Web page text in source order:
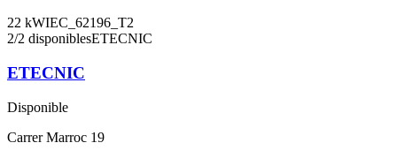
22 kWIEC_62196_T2
2/2 disponiblesETECNIC
ETECNIC
Disponible
Carrer Marroc 19